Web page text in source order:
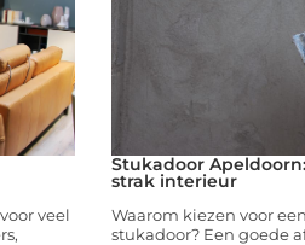
veel
Stukadoor
strak interieur
Waarom kiezen voor
stukadoor? Een goede